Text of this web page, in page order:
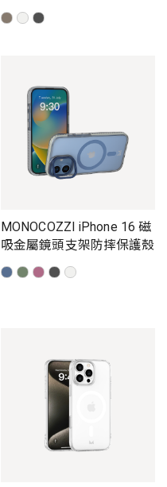
MONOCOZZI iPhone 16 磁
吸金屬鏡頭支架防摔保護殼